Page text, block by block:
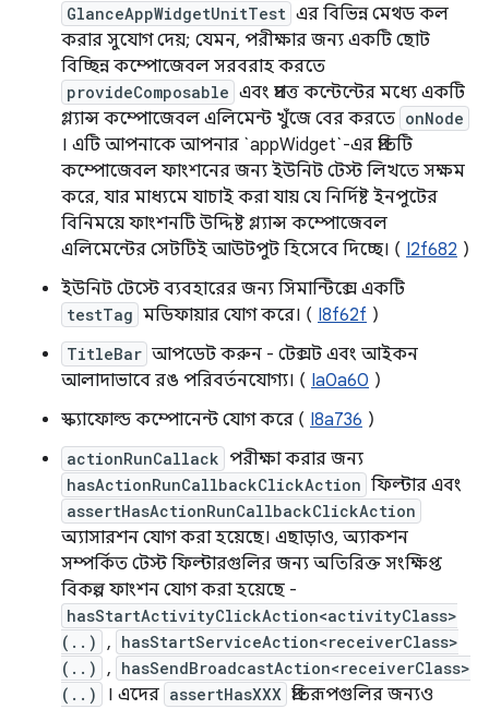
GlanceAppWidgetUnitTest এর বিভিন্ন মেথড কল
করার সুযোগ দেয়; যেমন, পরীক্ষার জন্য একটি ছোট
বিচ্ছিন্ন কম্পোজেবল সরবরাহ করতে
provideComposable এবং প্রদত্ত কন্টেন্টের মধ্যে একটি
গ্ল্যান্স কম্পোজেবল এলিমেন্ট খুঁজে বের করতে onNode
। এটি আপনাকে আপনার `appWidget`-এর প্রতিটি
কম্পোজেবল ফাংশনের জন্য ইউনিট টেস্ট লিখতে সক্ষম
করে, যার মাধ্যমে যাচাই করা যায় যে নির্দিষ্ট ইনপুটের
বিনিময়ে ফাংশনটি উদ্দিষ্ট গ্ল্যান্স কম্পোজেবল
এলিমেন্টের সেটটিই আউটপুট হিসেবে দিচ্ছে। ( I2f682 )
ইউনিট টেস্টে ব্যবহারের জন্য সিমান্টিক্সে একটি
testTag মডিফায়ার যোগ করে। ( I8f62f )
TitleBar আপডেট করুন - টেক্সট এবং আইকন
আলাদাভাবে রঙ পরিবর্তনযোগ্য। ( Ia0a60 )
স্ক্যাফোল্ড কম্পোনেন্ট যোগ করে ( I8a736 )
actionRunCallack পরীক্ষা করার জন্য
hasActionRunCallbackClickAction ফিল্টার এবং
assertHasActionRunCallbackClickAction
অ্যাসারশন যোগ করা হয়েছে। এছাড়াও, অ্যাকশন
সম্পর্কিত টেস্ট ফিল্টারগুলির জন্য অতিরিক্ত সংক্ষিপ্ত
বিকল্প ফাংশন যোগ করা হয়েছে -
hasStartActivityClickAction<activityClass>
(..) , hasStartServiceAction<receiverClass>
(..) , hasSendBroadcastAction<receiverClass>
(..)
। এদের assertHasXXX প্রতিরূপগুলির জন্যও